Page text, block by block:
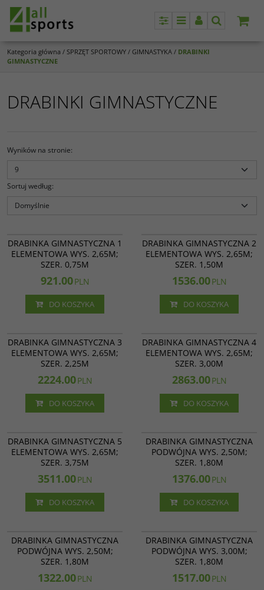
PanelMenuPanelSzukaj
Kategoria główna / SPRZĘT SPORTOWY / GIMNASTYKA / DRABINKI
GIMNASTYCZNE
DRABINKI GIMNASTYCZNE
Wyników na stronie:
Sortuj według:
DRABINKA GIMNASTYCZNA 1
ELEMENTOWA WYS. 2,65M;
SZER. 0,75M
921.00PLN
DO KOSZYKA
DRABINKA GIMNASTYCZNA 2
ELEMENTOWA WYS. 2,65M;
SZER. 1,50M
1536.00PLN
DO KOSZYKA
DRABINKA GIMNASTYCZNA 3
ELEMENTOWA WYS. 2,65M;
SZER. 2,25M
2224.00PLN
DO KOSZYKA
DRABINKA GIMNASTYCZNA 4
ELEMENTOWA WYS. 2,65M;
SZER. 3,00M
2863.00PLN
DO KOSZYKA
DRABINKA GIMNASTYCZNA 5
ELEMENTOWA WYS. 2,65M;
SZER. 3,75M
3511.00PLN
DO KOSZYKA
DRABINKA GIMNASTYCZNA
PODWÓJNA WYS. 2,50M;
SZER. 1,80M
1376.00PLN
DO KOSZYKA
DRABINKA GIMNASTYCZNA
PODWÓJNA WYS. 2,50M;
SZER. 1,80M
1322.00PLN
DRABINKA GIMNASTYCZNA
PODWÓJNA WYS. 3,00M;
SZER. 1,80M
1517.00PLN